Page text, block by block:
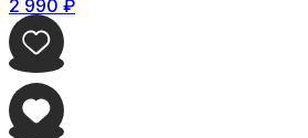
2 990 ₽